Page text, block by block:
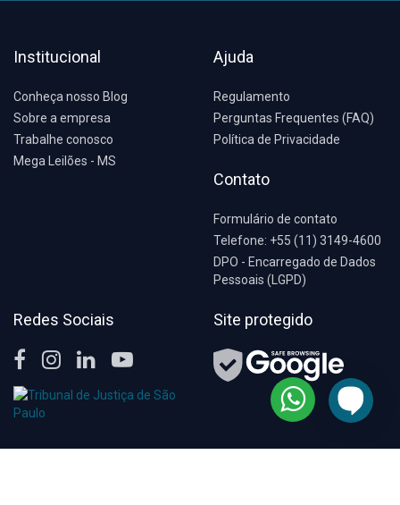
Institucional
Conheça nosso Blog
Sobre a empresa
Trabalhe conosco
Mega Leilões - MS
Ajuda
Regulamento
Perguntas Frequentes (FAQ)
Política de Privacidade
Contato
Formulário de contato
Telefone: +55 (11) 3149-4600
DPO - Encarregado de Dados
Pessoais (LGPD)
Redes Sociais Site protegido